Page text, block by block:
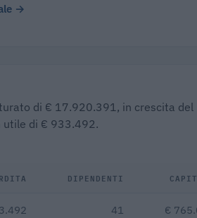
→
di € 17.920.391, in crescita del
utile di € 933.492.
DIPENDENTI
41 €